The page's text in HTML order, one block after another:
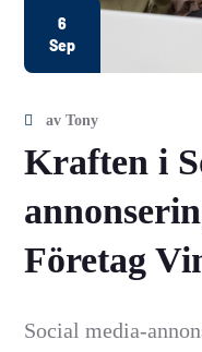
6
Sep
avTony
Kraften i
Företag
Social media-